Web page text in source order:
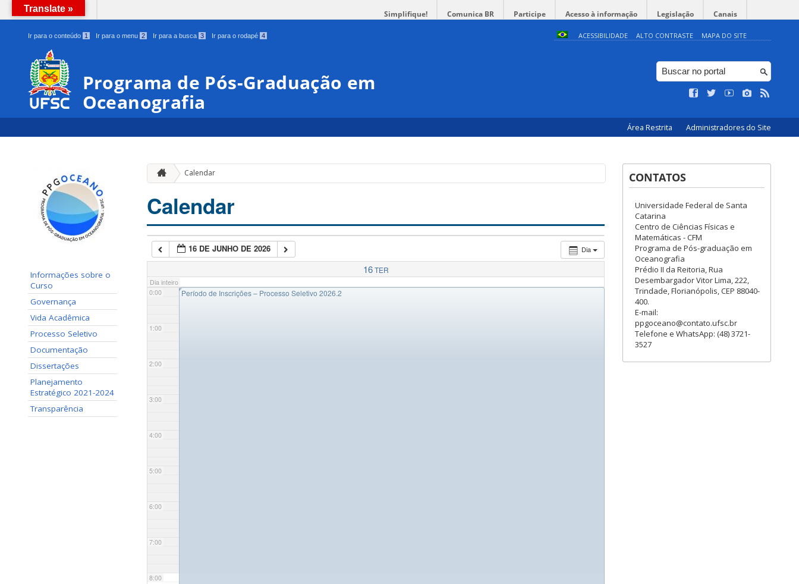
BRASIL Simplifique! Comunica BR Participe Acesso à informação Legislação Canais
Ir para o conteúdo 1 Ir para o menu 2 Ir para a busca 3 Ir para o rodapé 4 ACESSIBILIDADE ALTO CONTRASTE MAPA DO SITE
Programa de Pós-Graduação em
Oceanografia
Área Restrita Administradores do Site
Informações sobre o
Curso
Governança
Vida Acadêmica
Processo Seletivo
Documentação
Dissertações
Planejamento
Estratégico 2021-2024
Transparência
Calendar
Calendar
Dia
16 DE JUNHO DE 2026
16 TER
Dia inteiro
0:00
1:00
2:00
3:00
4:00
5:00
6:00
7:00
8:00
◤Período de Inscrições – Processo Seletivo 2026.2
CONTATOS
Universidade Federal de Santa
Catarina
Centro de Ciências Físicas e
Matemáticas - CFM
Programa de Pós-graduação em
Oceanografia
Prédio II da Reitoria, Rua
Desembargador Vitor Lima, 222,
Trindade, Florianópolis, CEP 88040-
400.
E-mail:
ppgoceano@contato.ufsc.br
Telefone e WhatsApp: (48) 3721-
3527
Translate »